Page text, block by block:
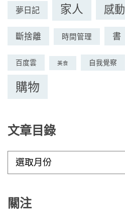
夢日記 家人 感動
斷捨離 時間管理 書
百度雲 美食 自我覺察
購物
文章目錄
目
關注